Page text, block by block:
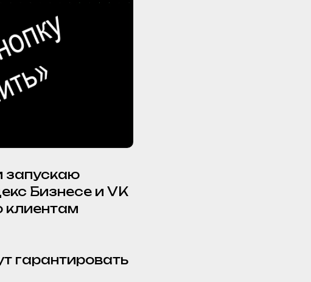
запускаю
Бизнесе и VK
клиентам
гарантировать